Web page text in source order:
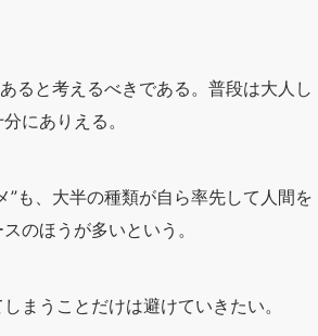
ると考えるべきである。普段は大人し
にありえる。
も、大半の種類が自ら率先して人間を
のほうが多いという。
まうことだけは避けていきたい。